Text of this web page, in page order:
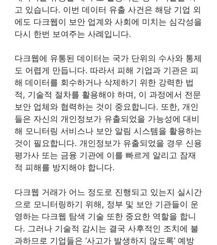
고 있습니다. 이번 데이터 유출 사건은 해당 기업 외
에도 다크웹이 보안 업계와 사회에 미치는 심각성을
다시 한번 보여주는 사례입니다.
다크웹에 유통된 데이터는 국가 단위의 수사와 통제
도 어렵게 만듭니다. 따라서 피해 기업과 기관은 피
해 데이터를 회수하거나 삭제하기 위한 강력한 법
적, 기술적 절차를 활용해야 하며, 이 과정에서 전문
보안 업체와 협력하는 것이 중요합니다. 또한, 개인
들은 자신의 개인정보가 유출되었을 가능성에 대비
해 모니터링 서비스나 보안 알림 시스템을 활용하는
것이 필요합니다. 개인정보가 유출되었을 경우 신용
평가사 또는 금융 기관에 이를 빠르게 알리고 잠재
적 피해를 방지해야 합니다.
다크웹 거래가 어느 정도로 진행되고 있는지 실시간
으로 모니터링하기 위해, 정부 및 보안 기관들이 운
영하는 다크웹 탐색 기술 또한 중요한 역할을 합니
다. 그러나 기술적 감시는 결국 사후적인 조치에 불
과하므로 기업들은 ‘사고가 발생하지 않도록’ 예방